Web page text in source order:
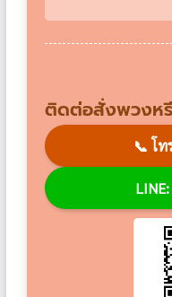
ติดต่อสั่งพวงห
📞 โท